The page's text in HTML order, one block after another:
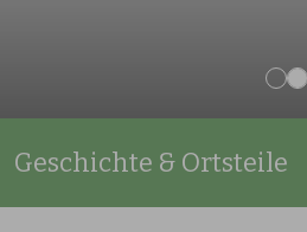
Geschichte & Ortsteile